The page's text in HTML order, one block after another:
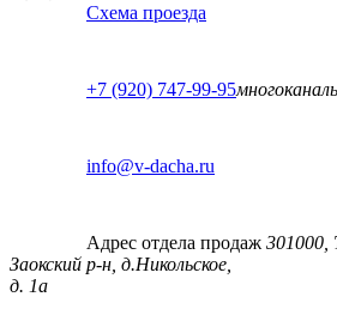
Схема проезда
+7 (920) 747-99-95
info@v-dacha.ru
Адрес отдела продаж 301000,
Заокский р-н, д.Никольское,
д. 1а